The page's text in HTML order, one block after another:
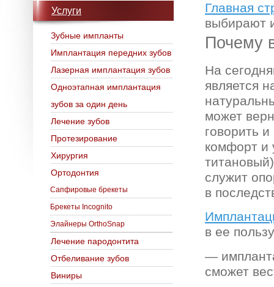
Главная
выбирают
Почему
На
является
может
говорить
комфорт и
служит
в
в ее
—
сможет
Услуги
Зубные импланты
Имплантация передних зубов
Лазерная имплантация зубов
Одноэтапная имплантация
зубов за один день
Лечение зубов
Протезирование
Хирургия
Ортодонтия
Сапфировые брекеты
Брекеты Incognito
Элайнеры OrthoSnap
Лечение пародонтита
Отбеливание зубов
Виниры